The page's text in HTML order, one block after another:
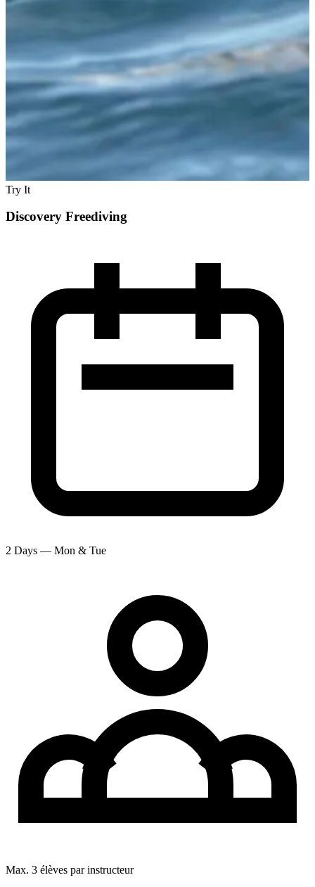
Try It
Discovery Freediving
2 Days — Mon & Tue
Max. 3 élèves par instructeur